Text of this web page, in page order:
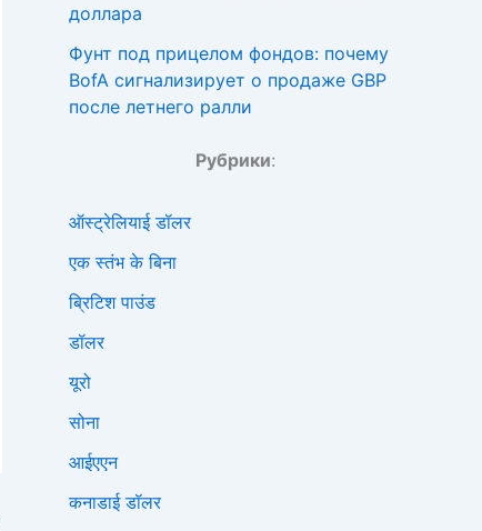
доллара
Фунт под прицелом фондов: почему
BofA сигнализирует о продаже GBP
после летнего ралли
Рубрики:
ऑस्ट्रेलियाई डॉलर
एक स्तंभ के बिना
ब्रिटिश पाउंड
डॉलर
यूरो
सोना
आईएएन
कनाडाई डॉलर